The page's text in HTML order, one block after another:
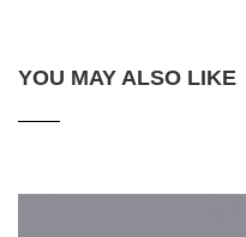
YOU MAY ALSO LIKE